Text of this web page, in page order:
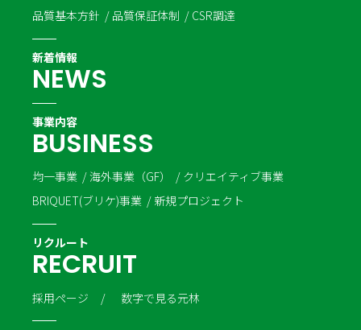
品質基本方針
品質保証体制 CSR調達
新着情報
NEWS
事業内容
BUSINESS
均一事業 海外事業（GF）
クリエイティブ事業
BRIQUET(ブリケ)事業
新規プロジェクト
リクルート
RECRUIT
採用ページ 数字で見る元林